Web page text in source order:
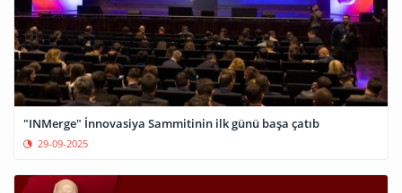
"INMerge" İnnovasiya Sammitinin ilk günü başa çatıb
29-09-2025